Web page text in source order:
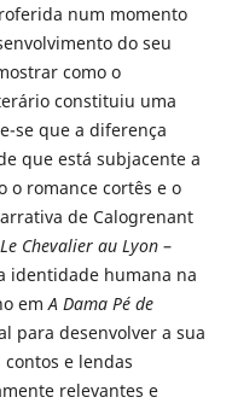
num momento
do seu
como o
constituiu uma
se que a diferença
que está subjacente a
o romance cortês e o
de Calogrenant
Le Chevalier au Lyon–
identidade humana na
emA Dama Pé de
para desenvolver a sua
e lendas
relevantes e